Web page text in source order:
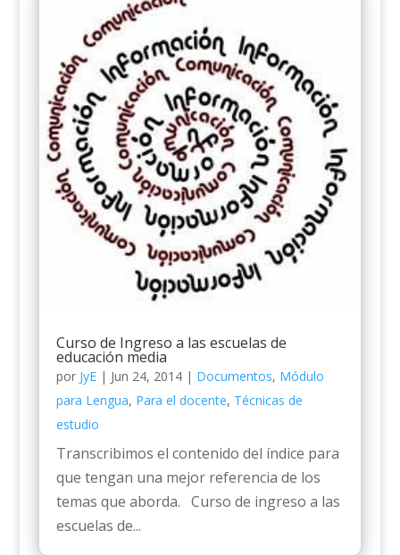
Curso de Ingreso a las escuelas de
educación media
por JyE| Jun 24, 2014| Documentos, Módulo
para Lengua, Para el docente, Técnicas de
estudio
Transcribimos el contenido del índice para
que tengan una mejor referencia de los
temas que aborda. Curso de ingreso a las
escuelas de...